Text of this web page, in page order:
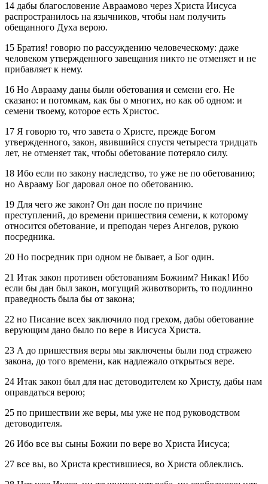
14 дабы благословение Авраамово через Христа Иисуса
распространилось на язычников, чтобы нам получить
обещанного Духа верою.
15 Братия! говорю по рассуждению человеческому: даже
человеком утвержденного завещания никто не отменяет и не
прибавляет к нему.
16 Но Аврааму даны были обетования и семени его. Не
сказано: и потомкам, как бы о многих, но как об одном: и
семени твоему, которое есть Христос.
17 Я говорю то, что завета о Христе, прежде Богом
утвержденного, закон, явившийся спустя четыреста тридцать
лет, не отменяет так, чтобы обетование потеряло силу.
18 Ибо если по закону наследство, то уже не по обетованию;
но Аврааму Бог даровал оное по обетованию.
19 Для чего же закон? Он дан после по причине
преступлений, до времени пришествия семени, к которому
относится обетование, и преподан через Ангелов, рукою
посредника.
20 Но посредник при одном не бывает, а Бог один.
21 Итак закон противен обетованиям Божиим? Никак! Ибо
если бы дан был закон, могущий животворить, то подлинно
праведность была бы от закона;
22 но Писание всех заключило под грехом, дабы обетование
верующим дано было по вере в Иисуса Христа.
23 А до пришествия веры мы заключены были под стражею
закона, до того времени, как надлежало открыться вере.
24 Итак закон был для нас детоводителем ко Христу, дабы нам
оправдаться верою;
25 по пришествии же веры, мы уже не под руководством
детоводителя.
26 Ибо все вы сыны Божии по вере во Христа Иисуса;
27 все вы, во Христа крестившиеся, во Христа облеклись.